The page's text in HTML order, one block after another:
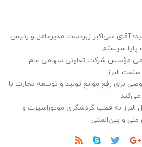
آقای علی‌اکبر زبردست مدیرعامل و رئیس
سیستم
مؤسس شرکت تعاونی سهامی عام
البرز
برای رفع موانع تولید و توسعه تجارت با
البرز به قطب گردشگری موتوراسپرت و
ملی و بین‌المللی